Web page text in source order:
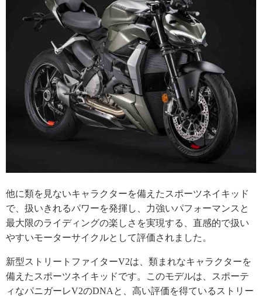
他に類を見ないキャラクターを備えたスポーツネイキッド
で、扱いきれるパワーを発揮し、力強いパフォーマンスと
最大限のライディングの楽しさを実現する、直感的で扱い
やすいモーターサイクルとして評価されました。
新型ストリートファイターV2は、類まれなキャラクターを
備えたスポーツネイキッドです。このモデルは、スポーテ
ィなパニガーレV2のDNAと、高い評価を得ているストリー